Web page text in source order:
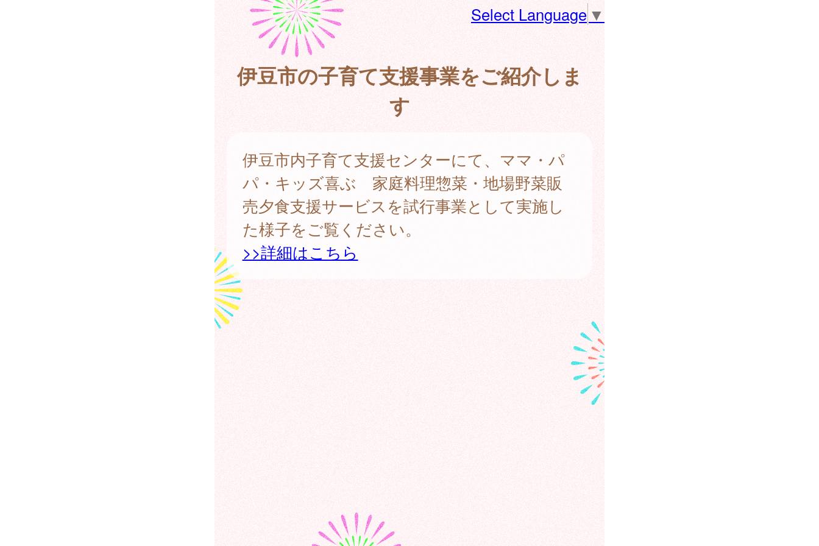
Select Language ▼
伊豆市の子育て支援事業をご紹介しま
す
伊豆市内子育て支援センターにて、ママ・パ
パ・キッズ喜ぶ 家庭料理惣菜・地場野菜販
売夕食支援サービスを試行事業として実施し
た様子をご覧ください。
>>詳細はこちら